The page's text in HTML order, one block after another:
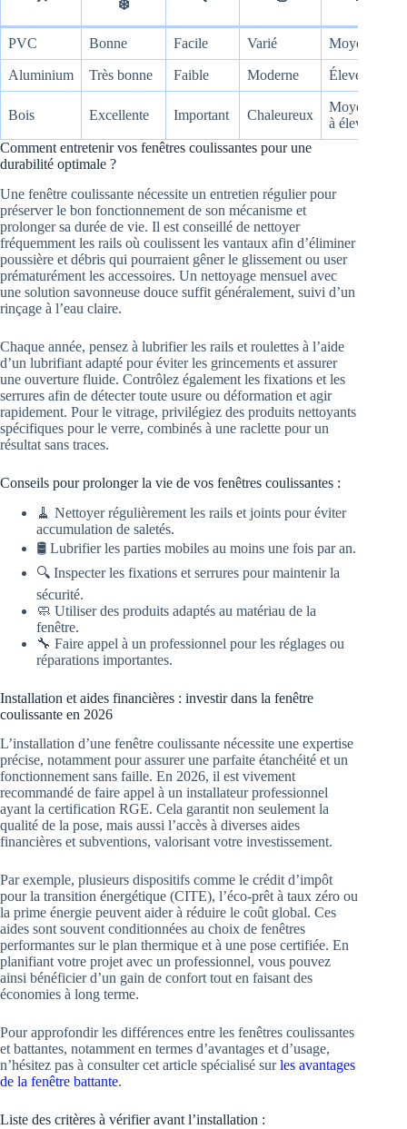
❄️
PVC Bonne Facile Varié Moyenne
Aluminium Très bonne Faible Moderne Élevée
Bois Excellente Important Chaleureux
Moyenne
à élevée
Comment entretenir vos fenêtres coulissantes pour une
durabilité optimale ?
Une fenêtre coulissante nécessite un entretien régulier pour
préserver le bon fonctionnement de son mécanisme et
prolonger sa durée de vie. Il est conseillé de nettoyer
fréquemment les rails où coulissent les vantaux afin d’éliminer
poussière et débris qui pourraient gêner le glissement ou user
prématurément les accessoires. Un nettoyage mensuel avec
une solution savonneuse douce suffit généralement, suivi d’un
rinçage à l’eau claire.
Chaque année, pensez à lubrifier les rails et roulettes à l’aide
d’un lubrifiant adapté pour éviter les grincements et assurer
une ouverture fluide. Contrôlez également les fixations et les
serrures afin de détecter toute usure ou déformation et agir
rapidement. Pour le vitrage, privilégiez des produits nettoyants
spécifiques pour le verre, combinés à une raclette pour un
résultat sans traces.
Conseils pour prolonger la vie de vos fenêtres coulissantes :
🧹 Nettoyer régulièrement les rails et joints pour éviter
accumulation de saletés.
🛢️ Lubrifier les parties mobiles au moins une fois par an.
🔍 Inspecter les fixations et serrures pour maintenir la
sécurité.
🧼 Utiliser des produits adaptés au matériau de la
fenêtre.
🔧 Faire appel à un professionnel pour les réglages ou
réparations importantes.
Installation et aides financières : investir dans la fenêtre
coulissante en 2026
L’installation d’une fenêtre coulissante nécessite une expertise
précise, notamment pour assurer une parfaite étanchéité et un
fonctionnement sans faille. En 2026, il est vivement
recommandé de faire appel à un installateur professionnel
ayant la certification RGE. Cela garantit non seulement la
qualité de la pose, mais aussi l’accès à diverses aides
financières et subventions, valorisant votre investissement.
Par exemple, plusieurs dispositifs comme le crédit d’impôt
pour la transition énergétique (CITE), l’éco-prêt à taux zéro ou
la prime énergie peuvent aider à réduire le coût global. Ces
aides sont souvent conditionnées au choix de fenêtres
performantes sur le plan thermique et à une pose certifiée. En
planifiant votre projet avec un professionnel, vous pouvez
ainsi bénéficier d’un gain de confort tout en faisant des
économies à long terme.
Pour approfondir les différences entre les fenêtres coulissantes
et battantes, notamment en termes d’avantages et d’usage,
n’hésitez pas à consulter cet article spécialisé surles avantages
de la fenêtre battante.
Liste des critères à vérifier avant l’installation :